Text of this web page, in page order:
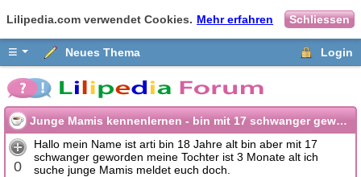
Lilipedia.com verwendet Cookies. Mehr erfahren Schliessen
≡ Neues Thema Login
Junge Mamis kennenlernen - bin mit 17 schwanger geworden...
0
Hallo mein Name ist arti bin 18 Jahre alt bin aber mit 17
schwanger geworden meine Tochter ist 3 Monate alt ich
suche junge Mamis meldet euch doch.